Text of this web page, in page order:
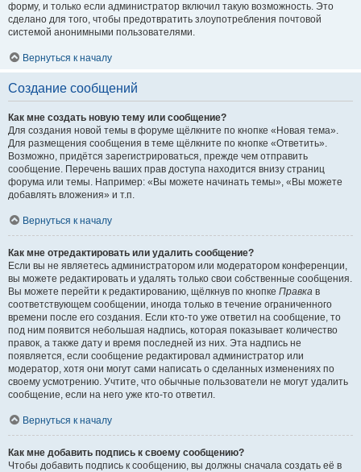
форму, и только если администратор включил такую возможность. Это
сделано для того, чтобы предотвратить злоупотребления почтовой
системой анонимными пользователями.
Вернуться к началу
Создание сообщений
Как мне создать новую тему или сообщение?
Для создания новой темы в форуме щёлкните по кнопке «Новая тема».
Для размещения сообщения в теме щёлкните по кнопке «Ответить».
Возможно, придётся зарегистрироваться, прежде чем отправить
сообщение. Перечень ваших прав доступа находится внизу страниц
форума или темы. Например: «Вы можете начинать темы», «Вы можете
добавлять вложения» и т.п.
Вернуться к началу
Как мне отредактировать или удалить сообщение?
Если вы не являетесь администратором или модератором конференции,
вы можете редактировать и удалять только свои собственные сообщения.
Вы можете перейти к редактированию, щёлкнув по кнопке Правка в
соответствующем сообщении, иногда только в течение ограниченного
времени после его создания. Если кто-то уже ответил на сообщение, то
под ним появится небольшая надпись, которая показывает количество
правок, а также дату и время последней из них. Эта надпись не
появляется, если сообщение редактировал администратор или
модератор, хотя они могут сами написать о сделанных изменениях по
своему усмотрению. Учтите, что обычные пользователи не могут удалить
сообщение, если на него уже кто-то ответил.
Вернуться к началу
Как мне добавить подпись к своему сообщению?
Чтобы добавить подпись к сообщению, вы должны сначала создать её в